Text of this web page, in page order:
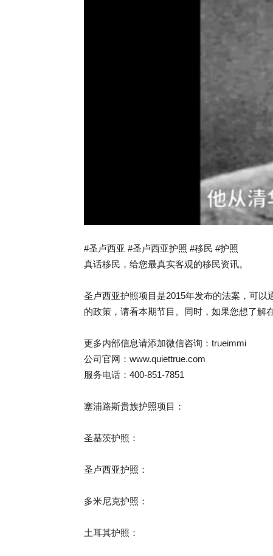
#圣卢西亚 #圣卢西亚护照 #移民 #护照
真话移民，给您最真实客观的移民资讯。
圣卢西亚护照项目是2015年发布的法案，可
的政策，请看本期节目。同时，如果您想了解
更多内部信息请添加微信咨询：trueimmi
公司官网：www.quiettrue.com
服务电话：400-851-7851
塞浦路斯贵族护照项目：
圣基茨护照：
圣卢西亚护照：
多米尼克护照：
土耳其护照：